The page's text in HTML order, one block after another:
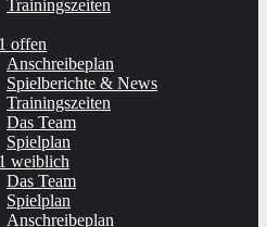
Trainingszeiten
offen
Anschreibeplan
Spielberichte & News
Trainingszeiten
Das Team
Spielplan
weiblich
Das Team
Spielplan
Anschreibeplan